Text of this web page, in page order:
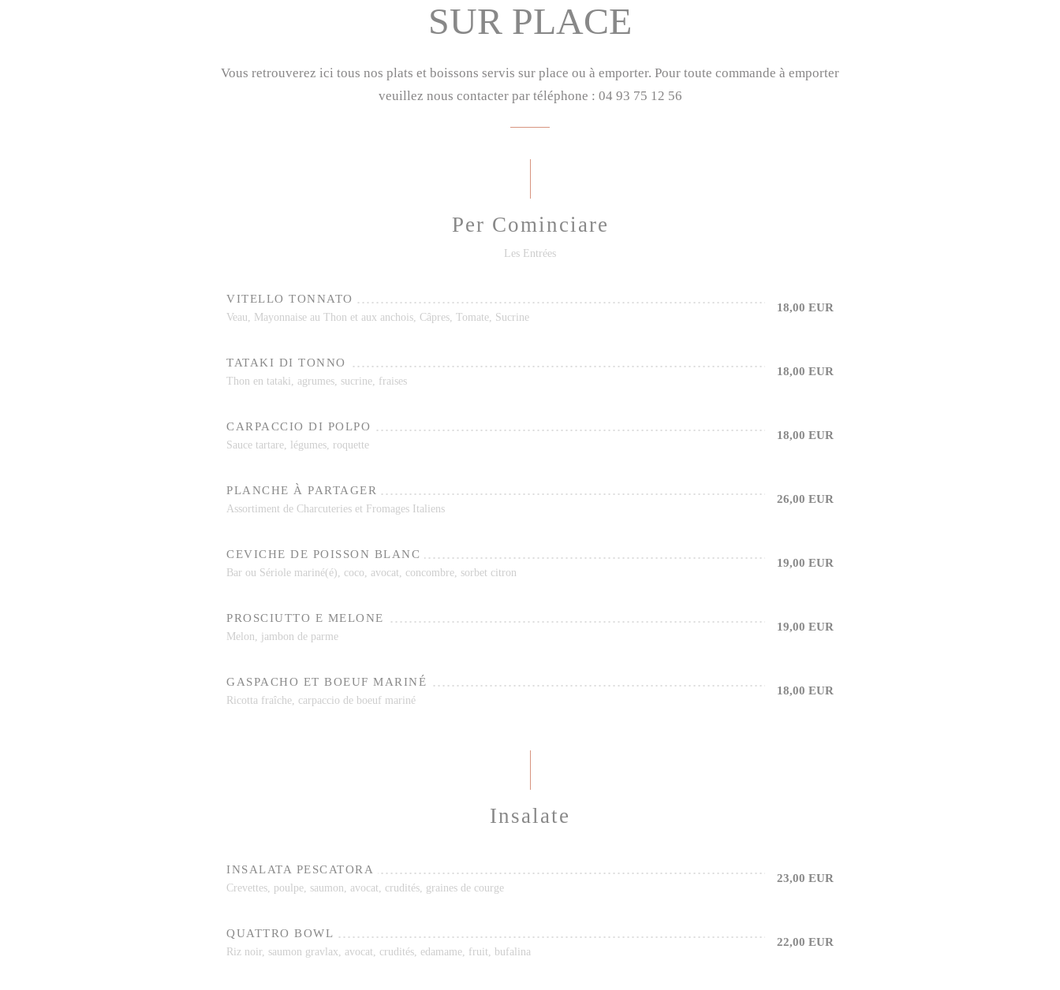
SUR PLACE
Vous retrouverez ici tous nos plats et boissons servis sur place ou à emporter. Pour toute commande à emporter
veuillez nous contacter par téléphone : 04 93 75 12 56
Per Cominciare
Les Entrées
VITELLO TONNATO
Veau, Mayonnaise au Thon et aux anchois, Câpres, Tomate, Sucrine
18,00 EUR
TATAKI DI TONNO
Thon en tataki, agrumes, sucrine, fraises
18,00 EUR
CARPACCIO DI POLPO
Sauce tartare, légumes, roquette
18,00 EUR
PLANCHE À PARTAGER
Assortiment de Charcuteries et Fromages Italiens
26,00 EUR
CEVICHE DE POISSON BLANC
Bar ou Sériole mariné(é), coco, avocat, concombre, sorbet citron
19,00 EUR
PROSCIUTTO E MELONE
Melon, jambon de parme
19,00 EUR
GASPACHO ET BOEUF MARINÉ
Ricotta fraîche, carpaccio de boeuf mariné
18,00 EUR
Insalate
INSALATA PESCATORA
Crevettes, poulpe, saumon, avocat, crudités, graines de courge
23,00 EUR
QUATTRO BOWL
Riz noir, saumon gravlax, avocat, crudités, edamame, fruit, bufalina
22,00 EUR